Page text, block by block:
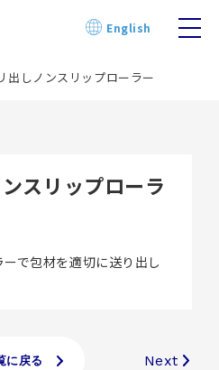
English
出しノンスリップローラー
スリップローラ
で包材を適切に送り出し
に戻る Next